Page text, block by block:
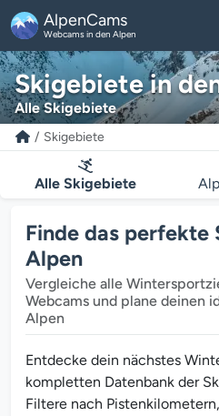
AlpenCams
Webcams in den Alpen
Skigebiete in
Alle Skigebiete
Skigebiete
Alle Skigebiete
Finde das perfekte
Alpen
Vergleiche alle
Webcams und plane deinen
Alpen
Entdecke dein nächstes
kompletten Datenbank der
Filtere nach